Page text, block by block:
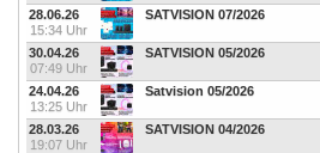
28.06.26
15:34 Uhr
SATVISION 07/2026
30.04.26
07:49 Uhr
SATVISION 05/2026
24.04.26
13:25 Uhr
Satvision 05/2026
28.03.26
19:07 Uhr
SATVISION 04/2026